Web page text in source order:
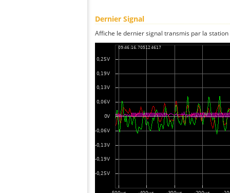
Dernier Signal
Affiche le dernier signal transmis par la